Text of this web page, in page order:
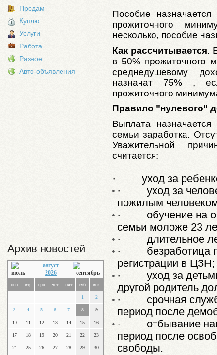
Продам
Куплю
Услуги
Работа
Разное
Авто-объявления
Архив новостей
август
2026
пон втр срд чет пят суб вск
1 2
3 4 5 6 7 8 9
10 11 12 13 14 15 16
17 18 19 20 21 22 23
24 25 26 27 28 29 30
Пособие
прожиточного
несколько, пособие
Как рассчитывается.
в 50% прожиточного
среднедушевому
назначат 75% ,
прожиточного
Правило "нулевого"
Выплата
семьи заработка.
Уважительной
считается:
·
уход за
·
уход за
пожилым
·
обучение на
семьи моложе 23
·
длительное
·
безработица
регистрации в ЦЗН;
·
уход за
другой родитель
·
срочная
период после
·
отбывание
период после
свободы.